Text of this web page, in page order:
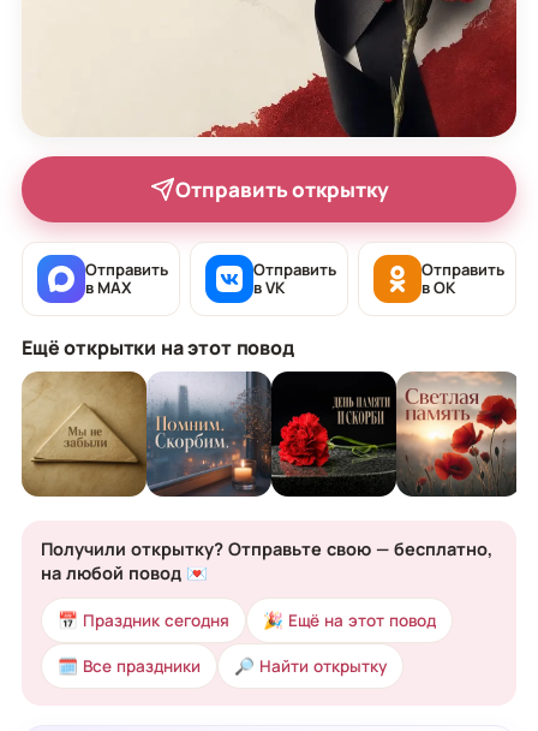
Отправить открытку
Отправить
в MAX
Отправить
в VK
Отправить
в OK
Ещё открытки на этот повод
Получили открытку? Отправьте свою — бесплатно,
на любой повод 💌
📅 Праздник сегодня 🎉 Ещё на этот повод
🗓 Все праздники 🔎 Найти открытку